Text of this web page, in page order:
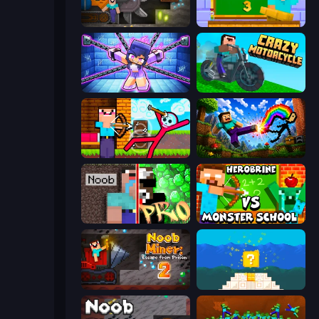
Noob Digger: Pro Drill Miner Monster School 3
Mini Mine Crazy Motorcycle
Noob Archer vs Stickman Zombie Noob: Wall Crusher
Noob vs Pro: Challenge Herobrine vs Monster School
Noob Miner 2: Escape From Prison